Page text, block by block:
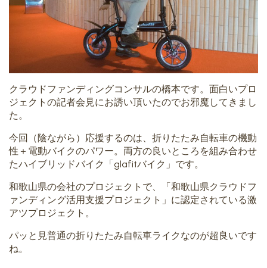
クラウドファンディングコンサルの橋本です。面白いプロ
ジェクトの記者会見にお誘い頂いたのでお邪魔してきまし
た。
今回（陰ながら）応援するのは、折りたたみ自転車の機動
性＋電動バイクのパワー。両方の良いところを組み合わせ
たハイブリッドバイク「 glafitバイク 」です。
和歌山県の会社のプロジェクトで、「和歌山県クラウドフ
ァンディング活用支援プロジェクト」に認定されている激
アツプロジェクト。
パッと見普通の折りたたみ自転車ライクなのが超良いです
ね。